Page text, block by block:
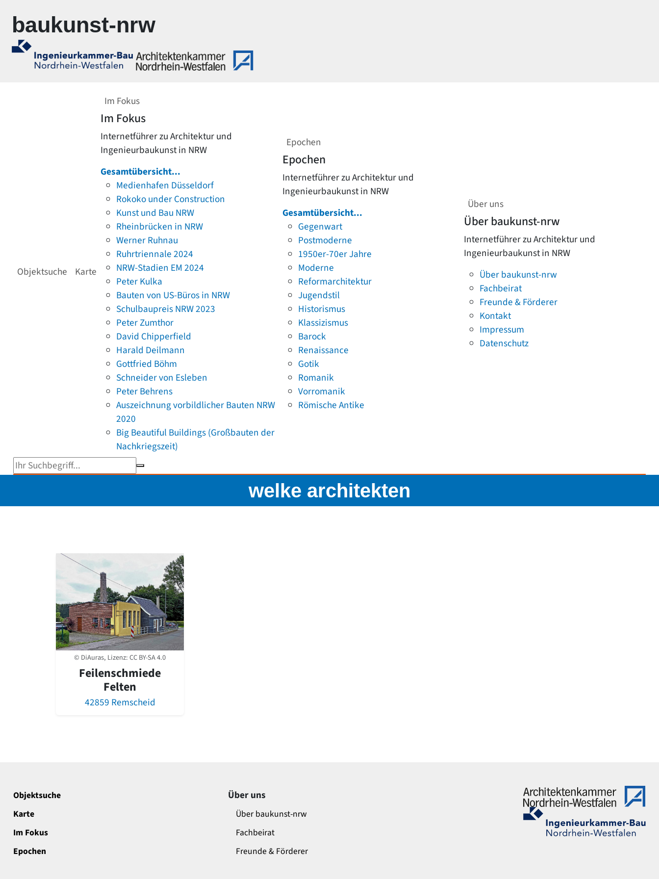
baukunst-nrw
Objektsuche Karte
Im Fokus
Im Fokus
Internetführer zu Architektur und
Ingenieurbaukunst in NRW
Gesamtübersicht...
Medienhafen Düsseldorf
Rokoko under Construction
Kunst und Bau NRW
Rheinbrücken in NRW
Werner Ruhnau
Ruhrtriennale 2024
NRW-Stadien EM 2024
Peter Kulka
Bauten von US-Büros in NRW
Schulbaupreis NRW 2023
Peter Zumthor
David Chipperfield
Harald Deilmann
Gottfried Böhm
Schneider von Esleben
Peter Behrens
Auszeichnung vorbildlicher Bauten NRW
2020
Big Beautiful Buildings (Großbauten der
Nachkriegszeit)
Epochen
Epochen
Internetführer zu Architektur und
Ingenieurbaukunst in NRW
Gesamtübersicht...
Gegenwart
Postmoderne
1950er-70er Jahre
Moderne
Reformarchitektur
Jugendstil
Historismus
Klassizismus
Barock
Renaissance
Gotik
Romanik
Vorromanik
Römische Antike
Über uns
Über baukunst-nrw
Internetführer zu Architektur und
Ingenieurbaukunst in NRW
Über baukunst-nrw
Fachbeirat
Freunde & Förderer
Kontakt
Impressum
Datenschutz
Suchbegriff eingeben
welke architekten
© DiAuras, Lizenz:CC BY-SA 4.0
Feilenschmiede
Felten
42859 Remscheid
Objektsuche
Karte
Im Fokus
Epochen
Über uns
Über baukunst-nrw
Fachbeirat
Freunde & Förderer